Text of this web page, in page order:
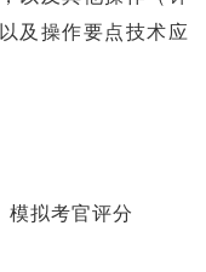
及操作要点技术应
模拟考官评分